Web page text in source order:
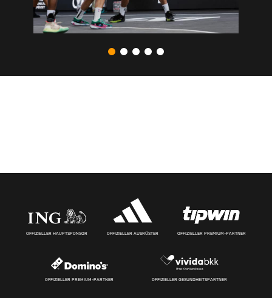
OFFIZIELLER HAUPTSPONSOR OFFIZIELLER AUSRÜSTER OFFIZIELLER PREMIUM-PARTNER
OFFIZIELLER PREMIUM-PARTNER OFFIZIELLER GESUNDHEITSPARTNER